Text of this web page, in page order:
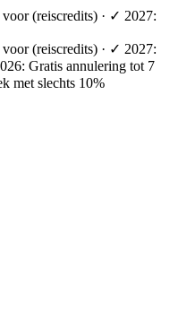
(reiscredits) · ✓ 2027:
(reiscredits) · ✓ 2027:
Gratis annulering tot 7
met slechts 10%